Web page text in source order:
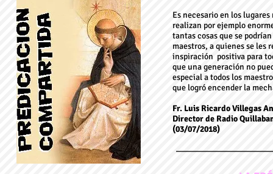
Es necesario en los
realizan por ejemplo
tantas cosas que se
maestros, a quienes se les
inspiración positiva para
que una generación no
especial a todos los
que logró encender la
Fr. Luis Ricardo Villegas
Director de Radio
(03/07/2018)